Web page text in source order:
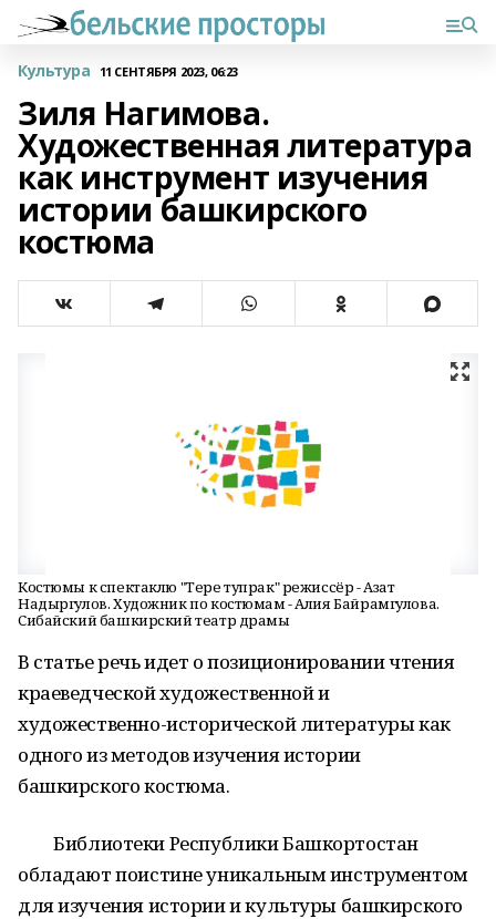
Культура 11 СЕНТЯБРЯ 2023, 06:23
Зиля Нагимова.
Художественная литература
как инструмент изучения
истории башкирского
костюма
Костюмы к спектаклю "Тере тупрак" режиссёр - Азат
Надыргулов. Художник по костюмам - Алия Байрамгулова.
Сибайский башкирский театр драмы
В статье речь идет о позиционировании чтения
краеведческой художественной и
художественно-исторической литературы как
одного из методов изучения истории
башкирского костюма.
Библиотеки Республики Башкортостан
обладают поистине уникальным инструментом
для изучения истории и культуры башкирского